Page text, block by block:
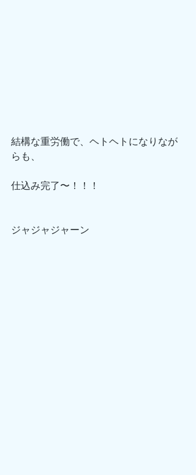
結構な重労働で、ヘトヘトになりなが
らも、
仕込み完了〜！！！
ジャジャジャーン